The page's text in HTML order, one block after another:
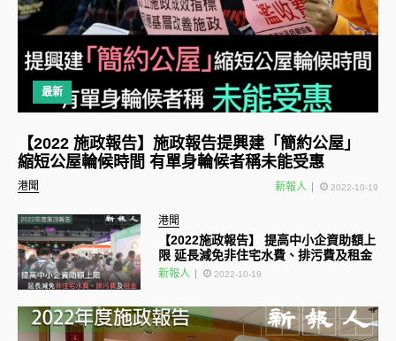
最新
港聞
【2022 施政報告】施政報告提興建「簡約公屋」
縮短公屋輪候時間 有單身輪候者稱未能受惠
新報人 2022-10-19
港聞
【2022施政報告】 提高中小企資助額上
限 延長減免非住宅水費、排污費及租金
新報人 2022-10-19